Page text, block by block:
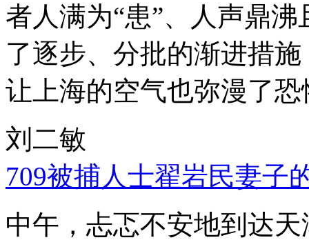
者人满为“患”、人声鼎
了逐步、分批的渐进措
让上海的空气也弥漫了
刘二敏
709被捕人士翟岩民妻子
中午，忐忑不安地到达